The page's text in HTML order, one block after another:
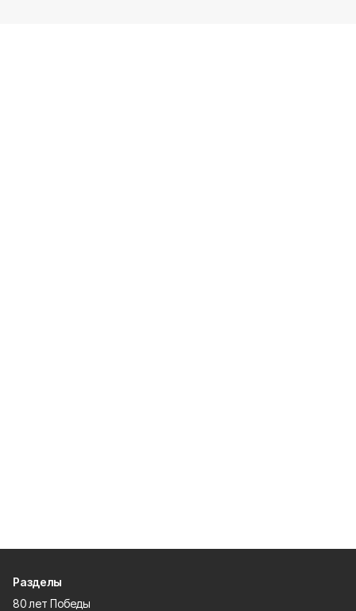
Разделы
80 лет Победы